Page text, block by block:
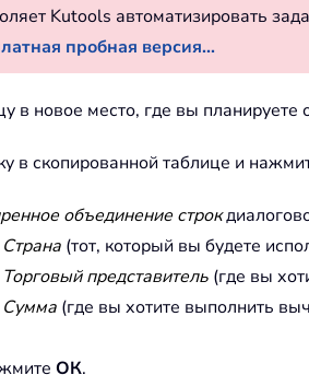
Kutools автоматизировать
пробная версия...
в новое место, где вы планируете
в скопированной таблице и
объединение строк
(тот, который вы будете
представитель (где вы
Сумма (где вы хотите выполнить
ОК.